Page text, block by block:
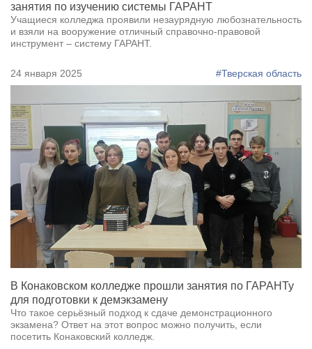
занятия по изучению системы ГАРАНТ
Учащиеся колледжа проявили незаурядную любознательность
и взяли на вооружение отличный справочно-правовой
инструмент – систему ГАРАНТ.
24 января 2025 #Тверская область
В Конаковском колледже прошли занятия по ГАРАНТу
для подготовки к демэкзамену
Что такое серьёзный подход к сдаче демонстрационного
экзамена? Ответ на этот вопрос можно получить, если
посетить Конаковский колледж.